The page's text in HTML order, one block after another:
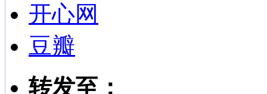
开心网
豆瓣
转发至：